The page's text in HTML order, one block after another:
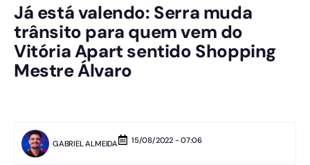
Já está valendo: Serra muda
trânsito para quem vem do
Vitória Apart sentido Shopping
Mestre Álvaro
GABRIEL ALMEIDA 15/08/2022 - 07:06